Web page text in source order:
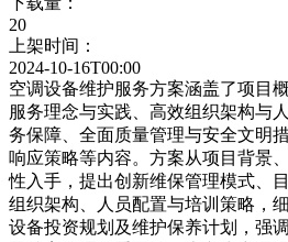
20
上架时间：
2024-10-16T00:00
空调设备维护服务方案涵盖了项目
服务理念与实践、高效组织架构与
务保障、全面质量管理与安全文明
响应策略等内容。方案从项目背景
性入手，提出创新维保管理模式、
组织架构、人员配置与培训策略，
设备投资规划及维护保养计划，强